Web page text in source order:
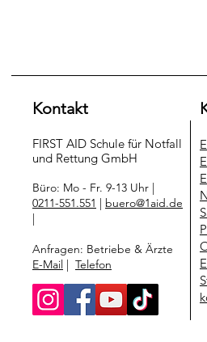
Kontakt
FIRST AID Schule für Notfall
und Rettung​ GmbH
Büro: Mo - Fr. 9-13 Uhr |
0211-551.551 | buero@1aid.de
|
Anfragen: Betriebe & Ärzte
E-Mail | Telefon